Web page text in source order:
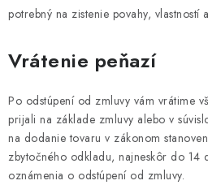
potrebný na zistenie povahy, vlastností
Vrátenie peňazí
Po odstúpení od zmluvy vám vrátime
prijali na základe zmluvy alebo v
na dodanie tovaru v zákonom
zbytočného odkladu, najneskôr do 14
oznámenia o odstúpení od zmluvy.